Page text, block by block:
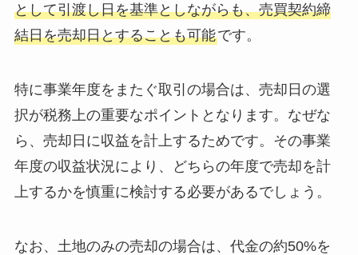
として引渡し日を基準としながらも、売買契約締
結日を売却日とすることも可能です。
特に事業年度をまたぐ取引の場合は、売却日の選
択が税務上の重要なポイントとなります。なぜな
ら、売却日に収益を計上するためです。その事業
年度の収益状況により、どちらの年度で売却を計
上するかを慎重に検討する必要があるでしょう。
なお、土地のみの売却の場合は、代金の約50%を